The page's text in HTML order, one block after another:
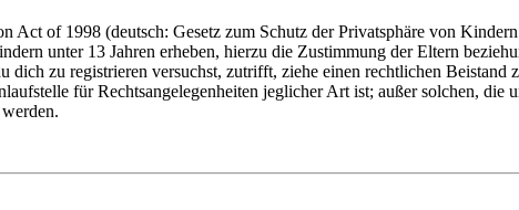
Act of 1998 (deutsch: Gesetz zum Schutz der Privatsphäre von
unter 13 Jahren erheben, hierzu die Zustimmung der Eltern
dich zu registrieren versuchst, zutrifft, ziehe einen rechtlichen
für Rechtsangelegenheiten jeglicher Art ist; außer solchen,